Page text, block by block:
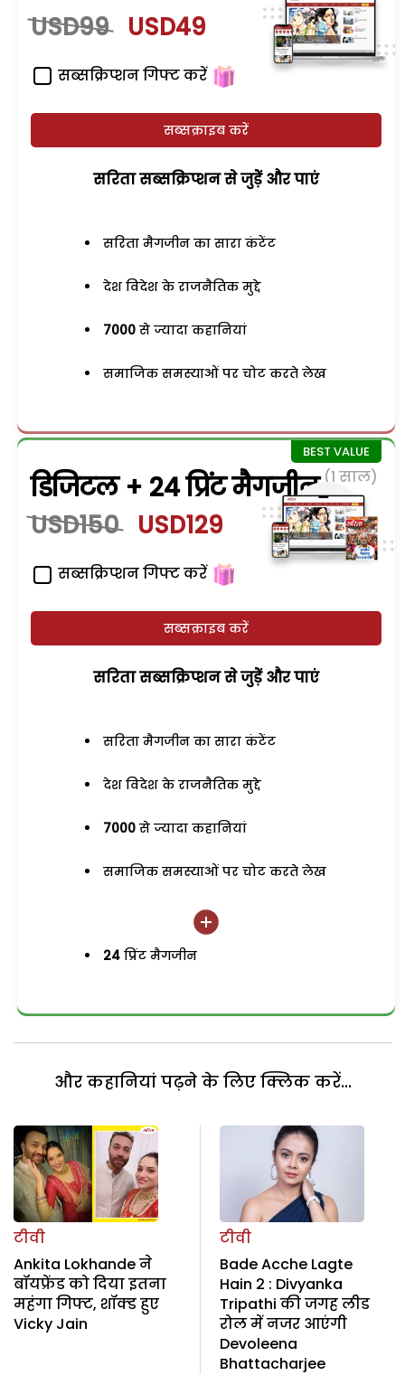
USD99 USD49
सब्सक्रिप्शन गिफ्ट करें
सब्सक्राइब करें
सरिता सब्सक्रिप्शन से जुड़ेें और पाएं
सरिता मैगजीन का सारा कंटेंट
देश विदेश के राजनैतिक मुद्दे
7000 से ज्यादा कहानियां
समाजिक समस्याओं पर चोट करते लेख
डिजिटल + 24 प्रिंट मैगजीन (1 साल)
USD150 USD129
सब्सक्रिप्शन गिफ्ट करें
सब्सक्राइब करें
सरिता सब्सक्रिप्शन से जुड़ेें और पाएं
सरिता मैगजीन का सारा कंटेंट
देश विदेश के राजनैतिक मुद्दे
7000 से ज्यादा कहानियां
समाजिक समस्याओं पर चोट करते लेख
24 प्रिंट मैगजीन
और कहानियां पढ़ने के लिए क्लिक करें...
टीवी
Ankita Lokhande ने
बॉयफ्रेंड को दिया इतना
महंगा गिफ्ट, शॉक्ड हुए
Vicky Jain
टीवी
Bade Acche Lagte
Hain 2 : Divyanka
Tripathi की जगह लीड
रोल में नजर आएंगी
Devoleena
Bhattacharjee